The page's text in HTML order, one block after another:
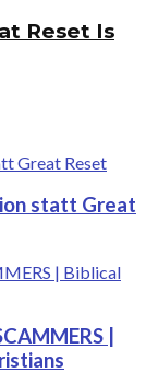
Reset Is
statt Great
|